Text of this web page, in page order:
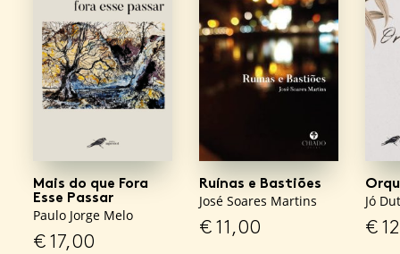
Mais do que Fora
Esse Passar
Paulo Jorge Melo
€17,00
Ruínas e Bastiões
José Soares Martins
€11,00
Jó
€